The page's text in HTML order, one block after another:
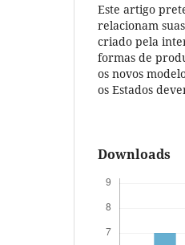
Este artigo
relacionam
criado pela
formas de
os novos
os Estados
Downloads